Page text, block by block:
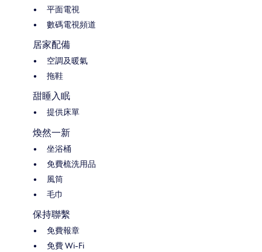
平面電視
數碼電視頻道
居家配備
空調及暖氣
拖鞋
甜睡入眠
提供床單
煥然一新
坐浴桶
免費梳洗用品
風筒
毛巾
保持聯繫
免費報章
免費 Wi-Fi